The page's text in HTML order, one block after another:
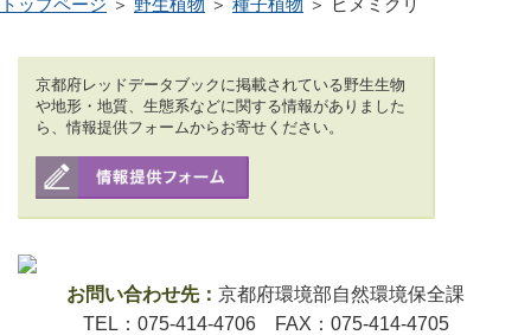
京都府レッドデータブックに掲載されている野生生物
や地形・地質、生態系などに関する情報がありました
ら、情報提供フォームからお寄せください。
お問い合わせ先： 京都府環境部自然環境保全課
TEL：075-414-4706 FAX：075-414-4705